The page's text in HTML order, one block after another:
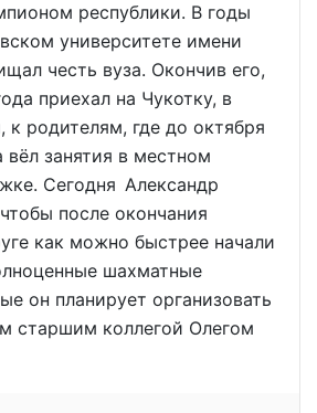
республики. В годы
университете имени
честь вуза. Окончив его,
приехал на Чукотку, в
к родителям, где до октября
вёл занятия в местном
Сегодня Александр
после окончания
как можно быстрее начали
шахматные
он планирует организовать
старшим коллегой Олегом